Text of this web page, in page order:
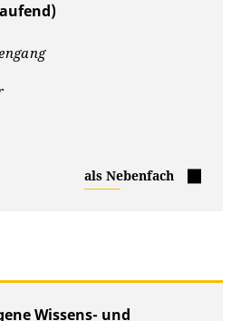
Romanistik
als Nebenfach
Wissens- und